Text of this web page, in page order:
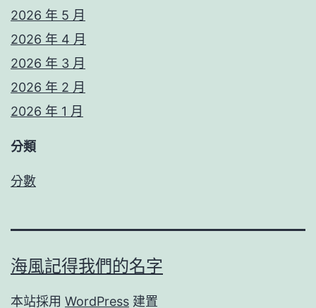
2026 年 5 月
2026 年 4 月
2026 年 3 月
2026 年 2 月
2026 年 1 月
分類
分數
海風記得我們的名字
本站採用 WordPress 建置